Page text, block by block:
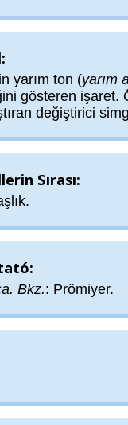
yarım ton (yarım
gösteren işaret.
değiştirici
Sırası:
Bkz.: Prömiyer.